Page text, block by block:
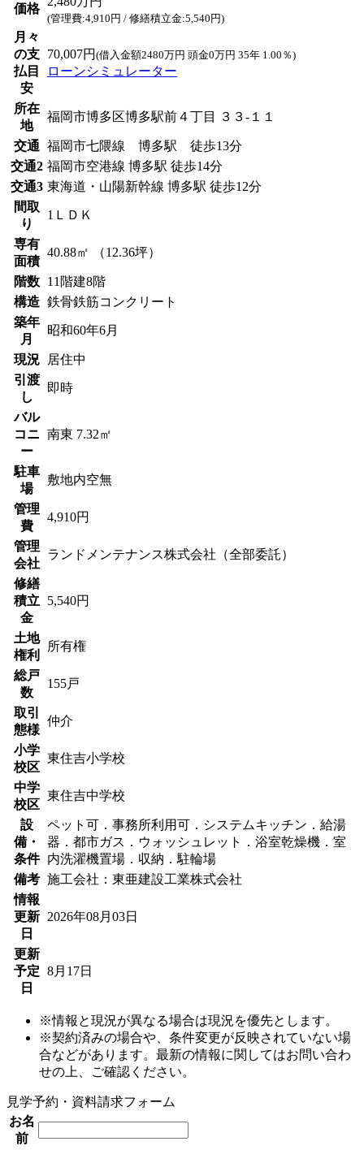
価格
(管理費:4,910円 / 修繕積立金:5,540円)
月々
の支
払目
安
70,007円 (借入金額2480万円 頭金0万円 35年 1.00％)
ローンシミュレーター
所在
地
福岡市博多区博多駅前４丁目 ３３-１１
交通 福岡市七隈線 博多駅 徒歩13分
交通2 福岡市空港線 博多駅 徒歩14分
交通3 東海道・山陽新幹線 博多駅 徒歩12分
間取
り
1ＬＤＫ
専有
面積
40.88㎡ （12.36坪）
階数
11階建8階
構造 鉄骨鉄筋コンクリート
築年
月
昭和60年6月
現況
居住中
引渡
し
即時
バル
コニ
ー
南東 7.32㎡
駐車
場
敷地内空無
管理
費
4,910円
管理
会社
ランドメンテナンス株式会社（全部委託）
修繕
積立
金
5,540円
土地
権利
所有権
総戸
数
155戸
取引
態様
仲介
小学
校区
東住吉小学校
中学
校区
東住吉中学校
設
備・
条件
ペット可．事務所利用可．システムキッチン．給湯
器．都市ガス．ウォッシュレット．浴室乾燥機．室
内洗濯機置場．収納．駐輪場
備考 施工会社：東亜建設工業株式会社
情報
更新
日
2026年08月03日
更新
予定
日
8月17日
※情報と現況が異なる場合は現況を優先とします。
※契約済みの場合や、条件変更が反映されていない場
合などがあります。最新の情報に関してはお問い合わ
せの上、ご確認ください。
見学予約・資料請求フォーム
お名
前